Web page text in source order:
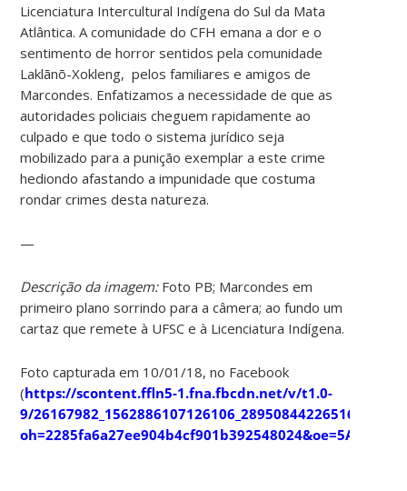
Licenciatura Intercultural Indígena do Sul da Mata
Atlântica. A comunidade do CFH emana a dor e o
sentimento de horror sentidos pela comunidade
Laklãnõ-Xokleng, pelos familiares e amigos de
Marcondes. Enfatizamos a necessidade de que as
autoridades policiais cheguem rapidamente ao
culpado e que todo o sistema jurídico seja
mobilizado para a punição exemplar a este crime
hediondo afastando a impunidade que costuma
rondar crimes desta natureza.
—
Descrição da imagem:Foto PB; Marcondes em
primeiro plano sorrindo para a câmera; ao fundo um
cartaz que remete à UFSC e à Licenciatura Indígena.
Foto capturada em 10/01/18, no Facebook
(https://scontent.ffln5-1.fna.fbcdn.net/v/t1.0-
9/
oh=2285fa6a27ee904b4cf901b392548024&oe=5AF141BB